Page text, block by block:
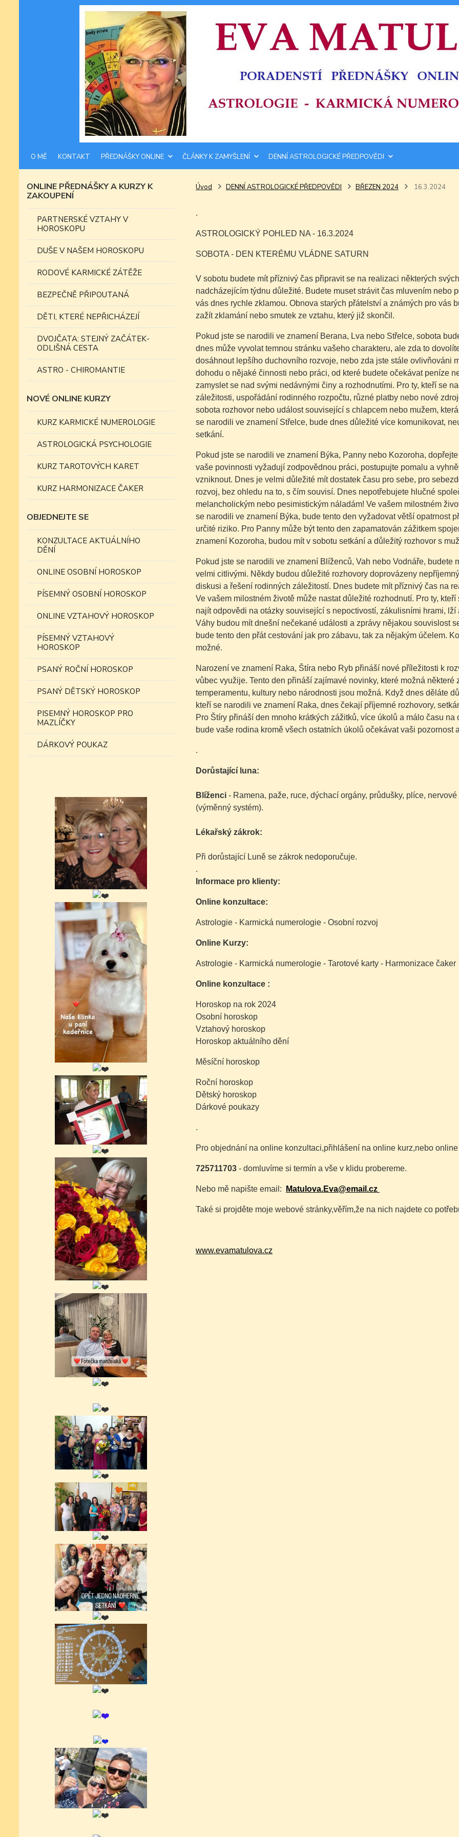
O MĚ KONTAKT PŘEDNÁŠKY ONLINE ČLÁNKY K ZAMYŠLENÍ DENNÍ ASTROLOGICKÉ PŘEDPOVĚDI
ONLINE PŘEDNÁŠKY A KURZY K
ZAKOUPENÍ
PARTNERSKÉ VZTAHY V
HOROSKOPU
DUŠE V NAŠEM HOROSKOPU
RODOVÉ KARMICKÉ ZÁTĚŽE
BEZPEČNĚ PŘIPOUTANÁ
DĚTI, KTERÉ NEPŘICHÁZEJÍ
DVOJČATA: STEJNÝ ZAČÁTEK-
ODLIŠNÁ CESTA
ASTRO - CHIROMANTIE
NOVÉ ONLINE KURZY
KURZ KARMICKÉ NUMEROLOGIE
ASTROLOGICKÁ PSYCHOLOGIE
KURZ TAROTOVÝCH KARET
KURZ HARMONIZACE ČAKER
OBJEDNEJTE SE
KONZULTACE AKTUÁLNÍHO
DĚNÍ
ONLINE OSOBNÍ HOROSKOP
PÍSEMNÝ OSOBNÍ HOROSKOP
ONLINE VZTAHOVÝ HOROSKOP
PÍSEMNÝ VZTAHOVÝ
HOROSKOP
PSANÝ ROČNÍ HOROSKOP
PSANÝ DĚTSKÝ HOROSKOP
PISEMNÝ HOROSKOP PRO
MAZLÍČKY
DÁRKOVÝ POUKAZ
Úvod DENNÍ ASTROLOGICKÉ PŘEDPOVĚDI BŘEZEN 2024 16.3.2024
.
ASTROLOGICKÝ POHLED NA - 16.3.2024
SOBOTA - DEN KTERÉMU VLÁDNE SATURN
V sobotu budete mít příznivý čas připravit se na realizaci některých
nadcházejícím týdnu důležité. Budete muset strávit čas mluvením nebo
vás dnes rychle zklamou. Obnova starých přátelství a známých pro vás
zažít zklamání nebo smutek ze vztahu, který již skončil.
Pokud jste se narodili ve znamení Berana, Lva nebo Střelce, sobota
dnes může vyvolat temnou stránku vašeho charakteru, ale zda to
dosáhnout lepšího duchovního rozvoje, nebo zda jste stále ovlivňováni
dohodu o nějaké činnosti nebo práci, od které budete očekávat peníze
zamyslet se nad svými nedávnými činy a rozhodnutími. Pro ty, kteří se
záležitosti, uspořádání rodinného rozpočtu, různé platby nebo nové
sobota rozhovor nebo událost související s chlapcem nebo mužem,
se narodili ve znamení Střelce, bude dnes důležité více komunikovat,
setkání.
Pokud jste se narodili ve znamení Býka, Panny nebo Kozoroha,
vaše povinnosti vyžadují zodpovědnou práci, postupujte pomalu a
vzniknout. Dnes je velmi důležité mít dostatek času pro sebe, pro
rozvoj, bez ohledu na to, s čím souvisí. Dnes nepotřebujete hlučné
melancholickým nebo pesimistickým náladám! Ve vašem milostném
se narodili ve znamení Býka, bude tento den vyžadovat větší opatrnost
určité riziko. Pro Panny může být tento den zapamatován zážitkem
znamení Kozoroha, budou mít v sobotu setkání a důležitý rozhovor s
Pokud jste se narodili ve znamení Blíženců, Vah nebo Vodnáře,
velmi citlivými. Někdy budou důležité rozhovory doprovázeny
diskusi a řešení rodinných záležitostí. Dnes budete mít příznivý čas na
Ve vašem milostném životě může nastat důležité rozhodnutí. Pro ty,
najít odpovědi na otázky související s nepoctivostí, zákulisními hrami,
Váhy budou mít dnešní nečekané události a zprávy nějakou souvislost
bude tento den přát cestování jak pro zábavu, tak za nějakým účelem.
možné.
Narození ve znamení Raka, Štíra nebo Ryb přináší nové příležitosti k
vůbec využije. Tento den přináší zajímavé novinky, které možná
temperamentu, kultury nebo národnosti jsou možná. Když dnes děláte
kteří se narodili ve znamení Raka, dnes čekají příjemné rozhovory,
Pro Štíry přináší den mnoho krátkých zážitků, více úkolů a málo času
bude vaše rodina kromě všech ostatních úkolů očekávat vaši pozornost
.
Dorůstající luna:
Blíženci- Ramena, paže, ruce, dýchací orgány, průdušky, plíce,
(výměnný systém).
Lékařský zákrok:
Při dorůstající Luně se zákrok nedoporučuje.
.
Informace pro klienty:
Online konzultace:
Astrologie - Karmická numerologie - Osobní rozvoj
Online Kurzy:
Astrologie - Karmická numerologie - Tarotové karty - Harmonizace čaker
Online konzultace :
Horoskop na rok 2024
Osobní horoskop
Vztahový horoskop
Horoskop aktuálního dění
Měsíční horoskop
Roční horoskop
Dětský horoskop
Dárkové poukazy
.
Pro objednání na online konzultaci,přihlášení na online kurz,nebo
725711703- domluvíme si termín a vše v klidu probereme.
Nebo mě napište email: Matulova.Eva@email.cz
Také si projděte moje webové stránky,věřím,že na nich najdete co
www.evamatulova.cz